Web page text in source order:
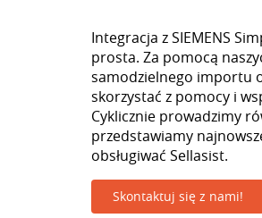
Integracja z SIEMENS
prosta. Za pomocą
samodzielnego importu
skorzystać z pomocy i
Cyklicznie prowadzimy
przedstawiamy
obsługiwać Sellasist.
Skontaktuj się z nami!